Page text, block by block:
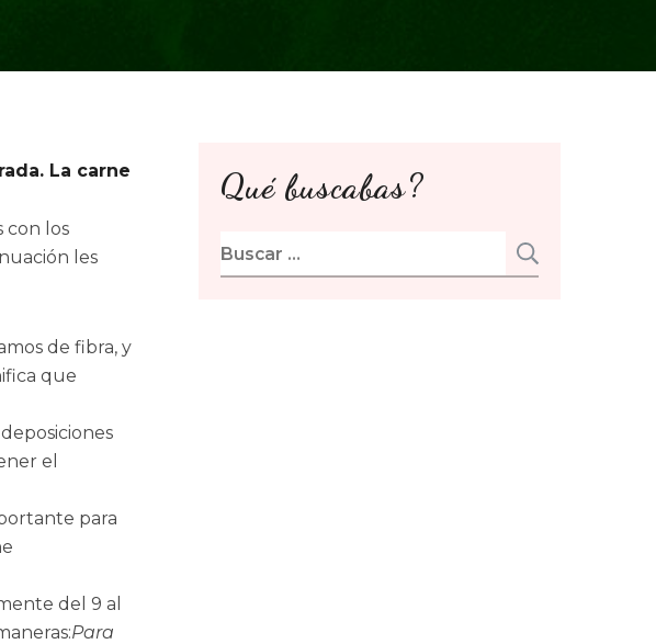
La carne
con los
les
de fibra, y
que
el
para
del 9 al
Para
Qué buscabas?
Buscar: